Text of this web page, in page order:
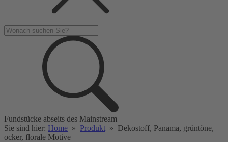
Fundstücke abseits des Mainstream
Sie sind hier: Home » Produkt » Dekostoff, Panama, grüntöne,
ocker, florale Motive